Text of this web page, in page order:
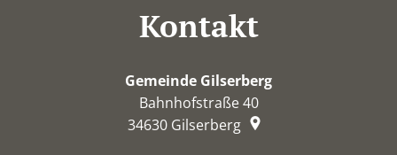
Kontakt
Gemeinde Gilserberg
Bahnhofstraße 40
34630 Gilserberg